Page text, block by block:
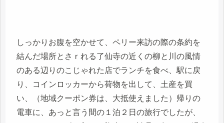
しっかりお腹を空かせて、ペリー来訪の際の条約を
結んだ場所とさｒれる了仙寺の近くの柳と川の風情
のある辺りのこじゃれた店でランチを食べ、駅に戻
り、コインロッカーから荷物を出して、土産を買
い、（地域クーポン券は、大抵使えました）帰りの
電車に、あっと言う間の１泊２日の旅行でしたが、